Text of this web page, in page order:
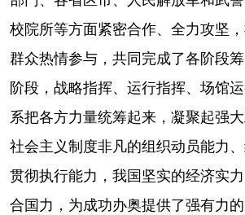
校院所等方面紧密合作、全力攻坚
群众热情参与，共同完成了各阶段
阶段，战略指挥、运行指挥、场馆
系把各方力量统筹起来，凝聚起强
社会主义制度非凡的组织动员能力、
贯彻执行能力，我国坚实的经济实
合国力，为成功办奥提供了强有力